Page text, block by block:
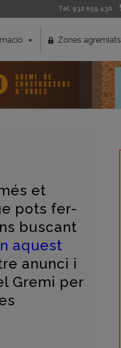
Tel. 932 659 430
Zones agremiats
et
pots fer-
buscant
aquest
anunci i
Gremi per